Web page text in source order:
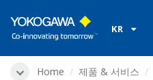
KR
Home 제품 & 서비스